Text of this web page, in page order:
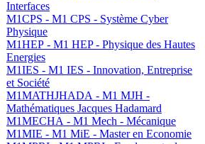
Interfaces
M1CPS - M1 CPS - Système Cyber
Physique
M1HEP - M1 HEP - Physique des Hautes
Energies
M1IES - M1 IES - Innovation, Entreprise
et Société
M1MATHJHADA - M1 MJH -
Mathématiques Jacques Hadamard
M1MECHA - M1 Mech - Mécanique
M1MIE - M1 MiE - Master en Economie